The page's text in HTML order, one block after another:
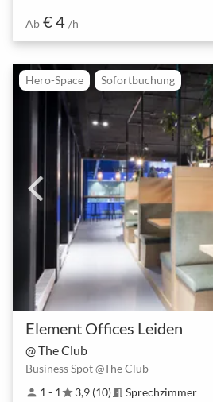
Ab € 4 /h
Hero-Space Sofortbuchung
Element Offices Leiden
@ The Club
Business Spot @The Club
person 1 - 1star3,9 (10) meeting_room Sprechzimmer